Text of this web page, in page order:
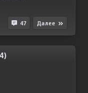
47 Далее